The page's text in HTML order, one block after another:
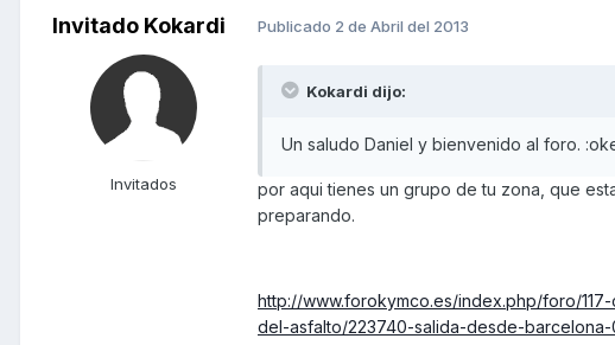
Invitado Kokardi
Invitados
Publicado 2 de Abril del 2013
Kokardi dijo:
Un saludo Daniel y bienvenido al foro.
por aqui tienes un grupo de tu zona, que
preparando.
http://www.forokymco.es/index.php/foro/
del-asfalto/223740-salida-desde-